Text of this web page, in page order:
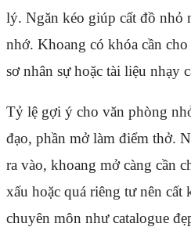
lý. Ngăn kéo giúp cất đồ nhỏ
nhớ. Khoang có khóa cần
sơ nhân sự hoặc tài liệu nhạy
Tỷ lệ gợi ý cho văn phòng
đạo, phần mở làm điểm thở.
ra vào, khoang mở càng cần
xấu hoặc quá riêng tư nên
chuyên môn như catalogue